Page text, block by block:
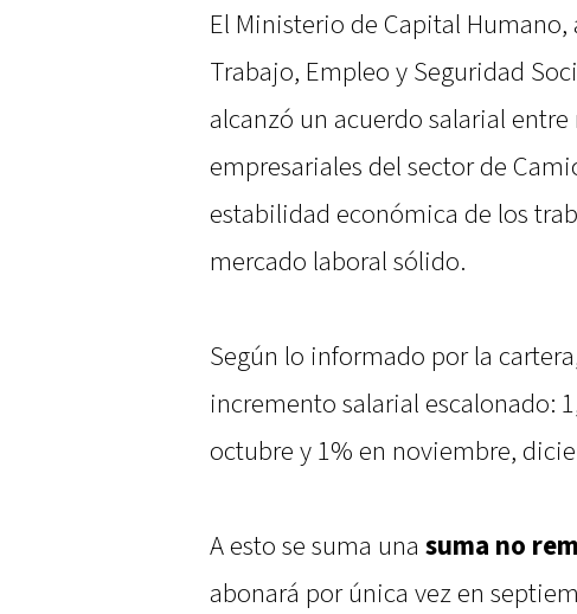
El Ministerio de Capital Humano,
Trabajo, Empleo y Seguridad
alcanzó un acuerdo salarial
empresariales del sector de
estabilidad económica de los
mercado laboral sólido.
Según lo informado por la
incremento salarial escalonado:
octubre y 1% en noviembre,
A esto se suma una suma no
abonará por única vez en